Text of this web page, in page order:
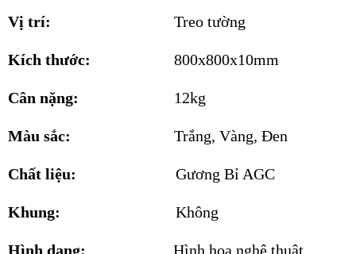
Vị trí: Treo tường
Kích thước: 800x800x10mm
Cân nặng: 12kg
Màu sắc: Trắng, Vàng, Đen
Chất liệu: Gương Bỉ AGC
Khung: Không
Hình dạng: Hình hoa nghệ thuật